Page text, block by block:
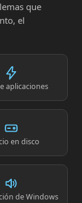
que
el
aplicaciones
en disco
de Windows